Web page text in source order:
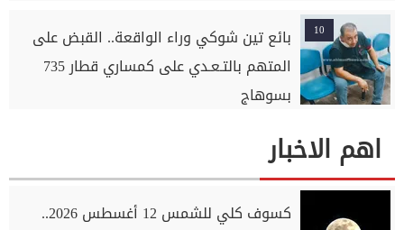
10
بائع تين شوكي وراء الواقعة.. القبض على
المتهم بالتـعـدي على كمساري قطار 735
بسوهاج
اهم الاخبار
كسوف كلي للشمس 12 أغسطس 2026..